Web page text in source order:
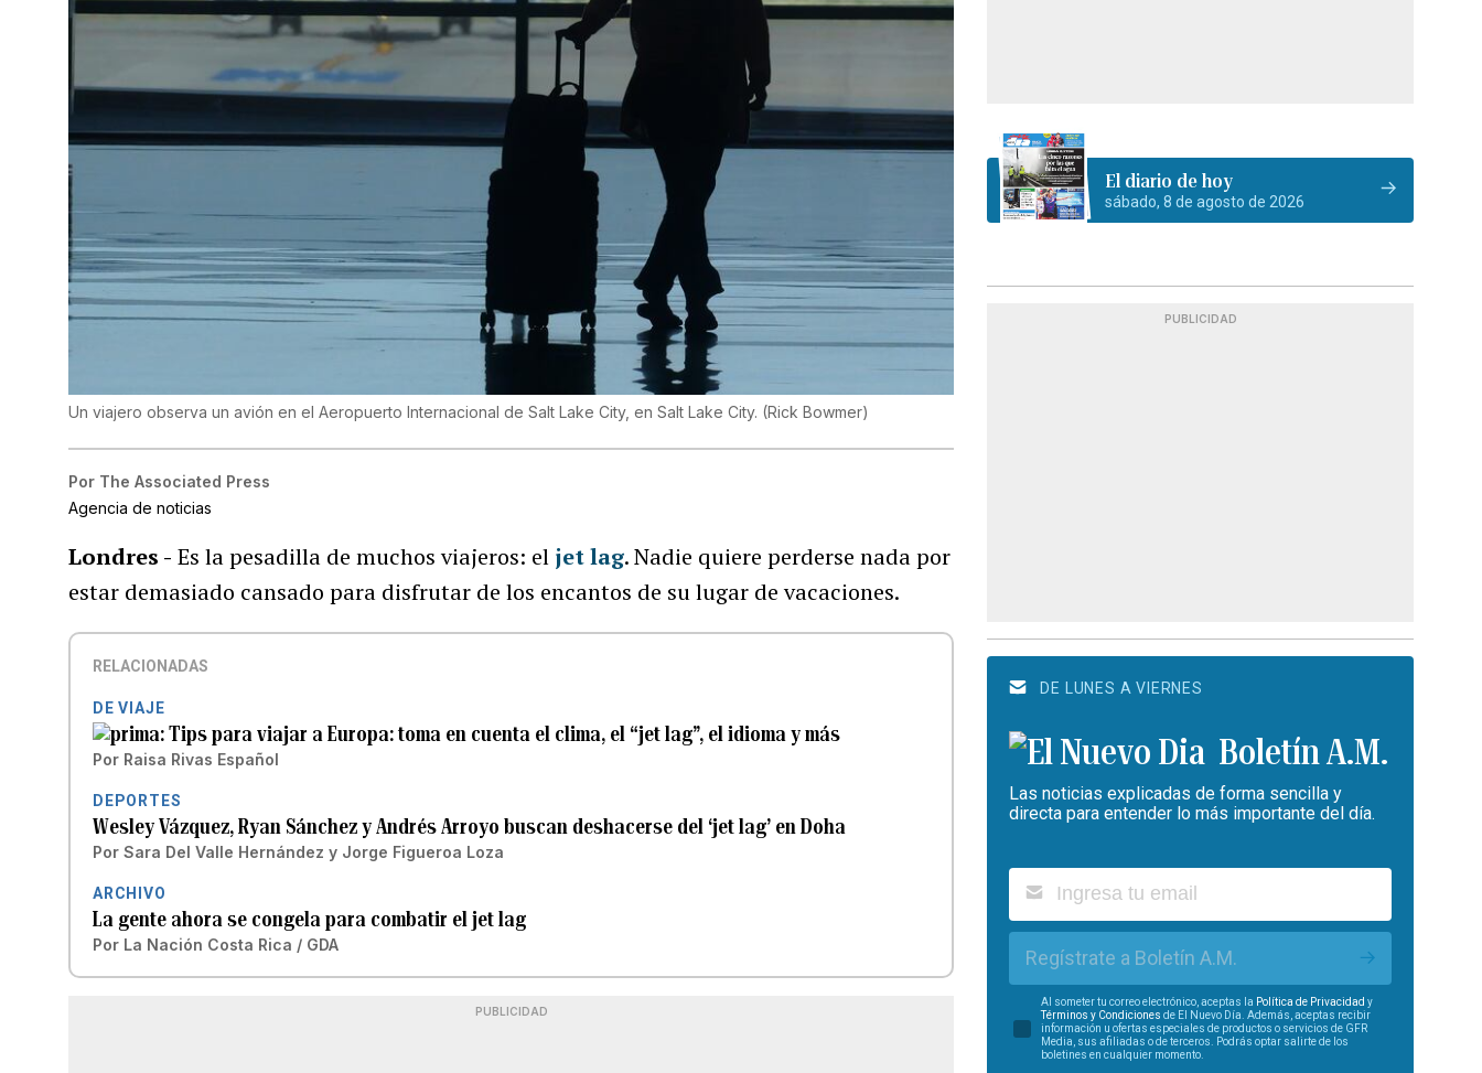
Un viajero observa un avión en el Aeropuerto Internacional de Salt Lake City, en Salt Lake City. (Rick Bowmer)
Por The Associated Press
Agencia de noticias
Londres - Es la pesadilla de muchos viajeros: el jet lag. Nadie quiere perderse nada por
estar demasiado cansado para disfrutar de los encantos de su lugar de vacaciones.
RELACIONADAS
DE VIAJE
Tips para viajar a Europa: toma en cuenta el clima, el “jet lag”, el idioma y más
Por Raisa Rivas Español
DEPORTES
Wesley Vázquez, Ryan Sánchez y Andrés Arroyo buscan deshacerse del ‘jet lag’ en Doha
Por Sara Del Valle Hernández y Jorge Figueroa Loza
ARCHIVO
La gente ahora se congela para combatir el jet lag
Por La Nación Costa Rica / GDA
PUBLICIDAD
El diario de hoy
sábado, 8 de agosto de 2026
PUBLICIDAD
DE LUNES A VIERNES
Boletín A.M.
Las noticias explicadas de forma sencilla y
directa para entender lo más importante del día.
Regístrate a Boletín A.M.
Al someter tu correo electrónico, aceptas la Política de Privacidad y
Términos y Condiciones de El Nuevo Día. Además, aceptas recibir
información u ofertas especiales de productos o servicios de GFR
Media, sus afiliadas o de terceros. Podrás optar salirte de los
boletines en cualquier momento.